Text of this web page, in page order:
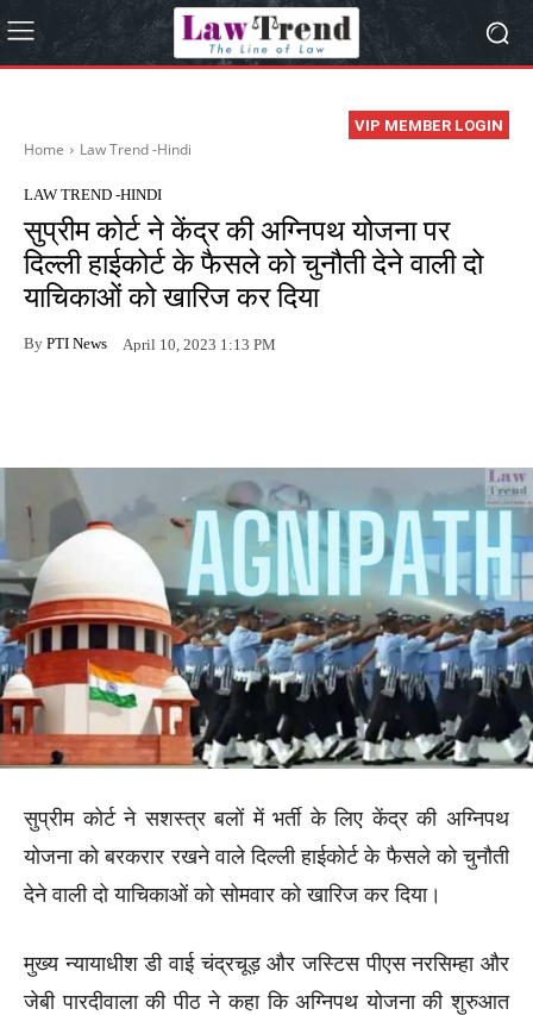
VIP MEMBER LOGIN
Home Law Trend -Hindi
LAW TREND -HINDI
सुप्रीम कोर्ट ने केंद्र की अग्निपथ योजना पर
दिल्ली हाईकोर्ट के फैसले को चुनौती देने वाली दो
याचिकाओं को खारिज कर दिया
By PTI News April 10, 2023 1:13 PM
सुप्रीम कोर्ट ने सशस्त्र बलों में भर्ती के लिए केंद्र की अग्निपथ
योजना को बरकरार रखने वाले दिल्ली हाईकोर्ट के फैसले को चुनौती
देने वाली दो याचिकाओं को सोमवार को खारिज कर दिया।
मुख्य न्यायाधीश डी वाई चंद्रचूड़ और जस्टिस पीएस नरसिम्हा और
जेबी पारदीवाला की पीठ ने कहा कि अग्निपथ योजना की शुरुआत